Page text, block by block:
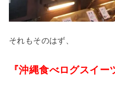
それもそのはず、
『沖縄食べログスイー